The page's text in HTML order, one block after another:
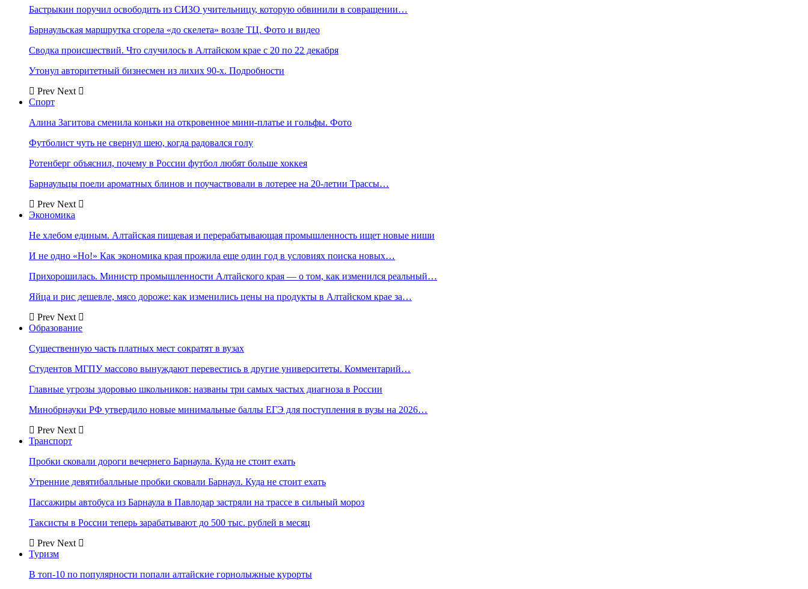
Бастрыкин поручил освободить из СИЗО учительницу, которую обвинили в совращении…
Барнаульская маршрутка сгорела «до скелета» возле ТЦ. Фото и видео
Сводка происшествий. Что случилось в Алтайском крае с 20 по 22 декабря
Утонул авторитетный бизнесмен из лихих 90-х. Подробности
Prev Next
Спорт
Алина Загитова сменила коньки на откровенное мини-платье и гольфы. Фото
Футболист чуть не свернул шею, когда радовался голу
Ротенберг объяснил, почему в России футбол любят больше хоккея
Барнаульцы поели ароматных блинов и поучаствовали в лотерее на 20-летии Трассы…
Prev Next
Экономика
Не хлебом единым. Алтайская пищевая и перерабатывающая промышленность ищет новые ниши
И не одно «Но!» Как экономика края прожила еще один год в условиях поиска новых…
Прихорошилась. Министр промышленности Алтайского края — о том, как изменился реальный…
Яйца и рис дешевле, мясо дороже: как изменились цены на продукты в Алтайском крае за…
Prev Next
Образование
Существенную часть платных мест сократят в вузах
Студентов МГПУ массово вынуждают перевестись в другие университеты. Комментарий…
Главные угрозы здоровью школьников: названы три самых частых диагноза в России
Минобрнауки РФ утвердило новые минимальные баллы ЕГЭ для поступления в вузы на 2026…
Prev Next
Транспорт
Пробки сковали дороги вечернего Барнаула. Куда не стоит ехать
Утренние девятибалльные пробки сковали Барнаул. Куда не стоит ехать
Пассажиры автобуса из Барнаула в Павлодар застряли на трассе в сильный мороз
Таксисты в России теперь зарабатывают до 500 тыс. рублей в месяц
Prev Next
Туризм
В топ-10 по популярности попали алтайские горнолыжные курорты